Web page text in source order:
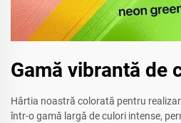
Gamă vibrantă de
Hârtia noastră colorată pentru
într-o gamă largă de culori intense,